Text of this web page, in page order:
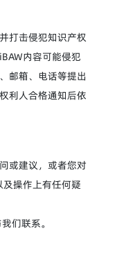
打击侵犯知识产权
内容可能侵犯
邮箱、电话等提出
利人合格通知后依
或建议，或者您对
操作上有任何疑
们联系。